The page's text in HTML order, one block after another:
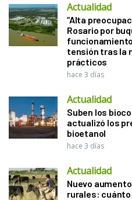
Actualidad
“Alta
Rosario por
tensión tras la
prácticos
hace 3 días
Actualidad
Suben los
actualizó los
bioetanol
hace 3 días
Actualidad
Nuevo
rurales: cuánto